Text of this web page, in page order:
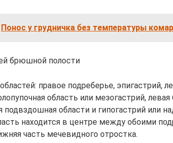
Понос у грудничка без температуры
брюшной полости
правое подреберье, эпигастрий,
область или мезогастрий, левая
подвздошная области и гипогастрий или
находится в центре между обоими
часть мечевидного отростка.